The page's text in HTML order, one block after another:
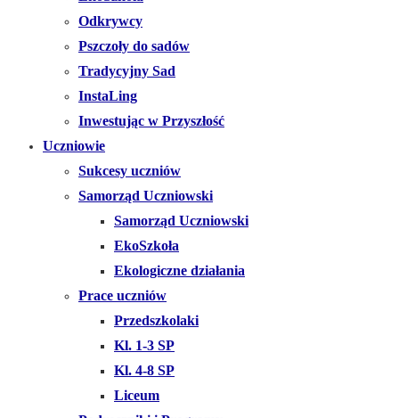
Odkrywcy
Pszczoły do sadów
Tradycyjny Sad
InstaLing
Inwestując w Przyszłość
Uczniowie
Sukcesy uczniów
Samorząd Uczniowski
Samorząd Uczniowski
EkoSzkoła
Ekologiczne działania
Prace uczniów
Przedszkolaki
Kl. 1-3 SP
Kl. 4-8 SP
Liceum